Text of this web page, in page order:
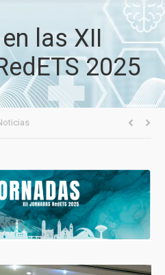
las XII
2025